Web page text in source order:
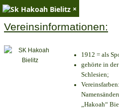
×
Vereinsinformationen:
1912 = als
gehörte in
Schlesien;
„Hakoah“